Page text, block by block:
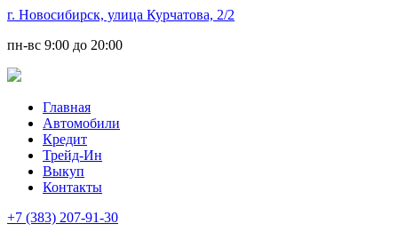
г. Новосибирск, улица Курчатова, 2/2
пн-вс 9:00 до 20:00
Главная
Автомобили
Кредит
Трейд-Ин
Выкуп
Контакты
+7 (383) 207-91-30